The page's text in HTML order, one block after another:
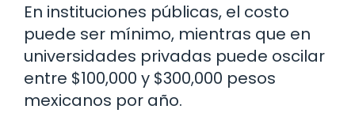
En instituciones públicas, el costo
puede ser mínimo, mientras que en
universidades privadas puede oscilar
entre $100,000 y $300,000 pesos
mexicanos por año.